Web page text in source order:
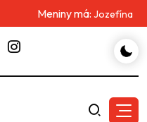
Meniny má: Jozefína